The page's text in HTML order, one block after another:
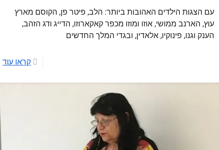
עם הצגות הילדים האהובות ביותר: הלב, פיטר פן, הקוסם מארץ
עוץ, הארנב ממושי, אוזו ומוזו מכפר קאקארוזו, הדייג ודג הזהב,
הענק וגנו, פינוקיו, אלאדין, ובגדי המלך החדשים
קראו עוד